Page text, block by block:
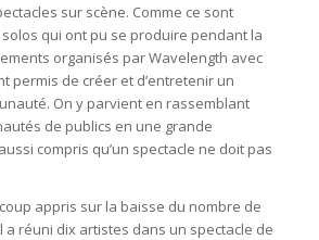
sur scène. Comme ce sont
qui ont pu se produire pendant la
organisés par Wavelength avec
permis de créer et d’entretenir un
On y parvient en rassemblant
de publics en une grande
compris qu’un spectacle ne doit pas
appris sur la baisse du nombre de
a réuni dix artistes dans un spectacle de